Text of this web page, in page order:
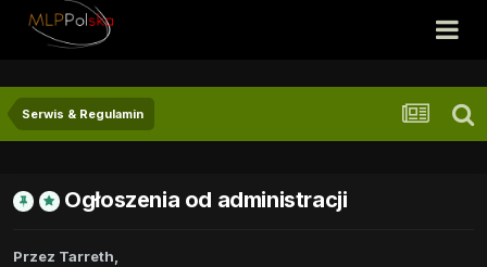
Serwis & Regulamin
Ogłoszenia od administracji
Przez Tarreth,